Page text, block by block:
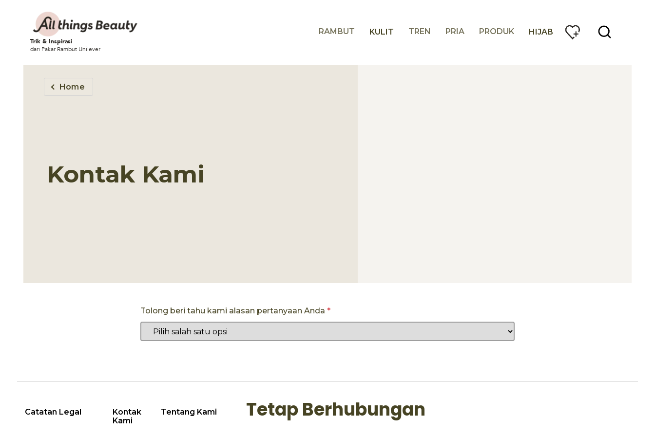
Trik & Inspirasi
dari Pakar Rambut Unilever
RAMBUT KULIT TREN PRIA PRODUK HIJAB
Home
Kontak Kami
Tolong beri tahu kami alasan pertanyaan Anda *
Catatan Legal
Kontak
Kami
Tentang Kami Tetap Berhubungan